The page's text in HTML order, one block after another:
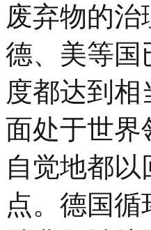
废弃物的
德、美等国
度都达到
面处于世界
自觉地都
点。德国